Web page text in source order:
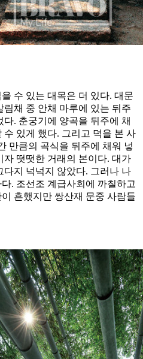
수 있는 대목은 더 있다. 대문
채 중 안채 마루에 있는 뒤주
. 춘궁기에 양곡을 뒤주에 채
있게 했다. 그리고 덕을 본 사
만큼의 곡식을 뒤주에 채워 넣
떳떳한 거래의 본이다. 대가
지 넉넉지 않았다. 그러나 나
. 조선조 계급사회에 까칠하고
흔했지만 쌍산재 문중 사람들